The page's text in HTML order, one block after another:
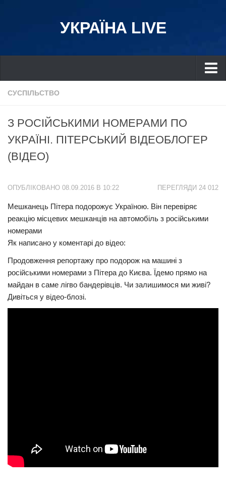
УКРАЇНА LIVE
Україна
Дніпро
Львів
Івано-Франківськ
Донбас
Одеса
Прикарпаття
Економіка
Політика
Світ
Кримінал
Трагедії
СУСПІЛЬСТВО
З РОСІЙСЬКИМИ НОМЕРАМИ ПО
УКРАЇНІ. ПІТЕРСЬКИЙ ВІДЕОБЛОГЕР
(ВІДЕО)
ПЕРЕГЛЯДИ 24 012
ОПУБЛІКОВАНО 08.09.2016 В 10:22
Мешканець Пітера подорожує Україною. Він перевіряє
реакцію місцевих мешканців на автомобіль з російськими
номерами
Як написано у коментарі до відео:
Продовження репортажу про подорож на машині з
російськими номерами з Пітера до Києва. Їдемо прямо на
майдан в саме лігво бандерівців. Чи залишимося ми живі?
Дивіться у відео-блозі.